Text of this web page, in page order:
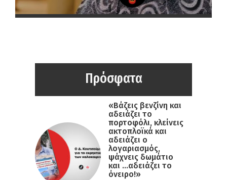
Πρόσφατα
«Βάζεις βενζίνη και
αδειάζει το
πορτοφόλι, κλείνεις
ακτοπλοϊκά και
αδειάζει ο
λογαριασμός,
ψάχνεις δωμάτιο
και …αδειάζει το
όνειρο!»